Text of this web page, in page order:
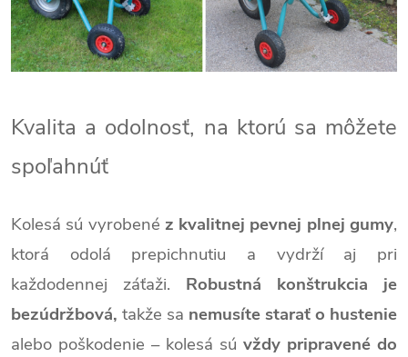
Kvalita a odolnosť, na ktorú sa môžete
spoľahnúť
Kolesá sú vyrobené z kvalitnej pevnej plnej gumy,
ktorá odolá prepichnutiu a vydrží aj pri
každodennej záťaži. Robustná konštrukcia je
bezúdržbová, takže sa nemusíte starať o hustenie
alebo poškodenie – kolesá sú vždy pripravené do